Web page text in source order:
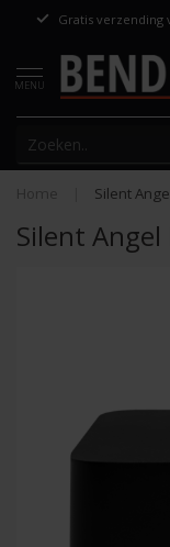
Gratis verzending
MENU
Home Silent
Silent Angel